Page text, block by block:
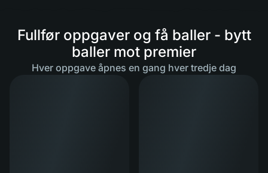
Fullfør oppgaver og få baller - bytt
baller mot premier
Hver oppgave åpnes en gang hver tredje dag